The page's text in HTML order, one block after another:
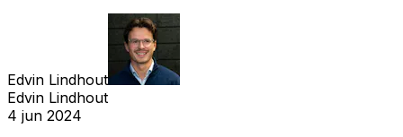
Edvin Lindhout
Edvin Lindhout
4 jun 2024